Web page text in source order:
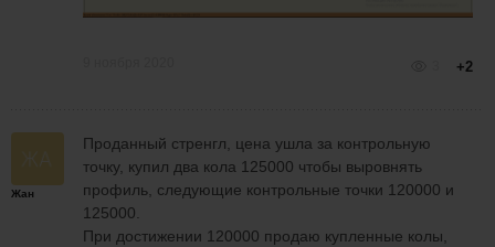
+2
Жан
Проданный стренгл, цена ушла за контрольную
точку, купил два кола 125000 чтобы выровнять
профиль, следующие контрольные точки 120000 и
125000.
При достижении 120000 продаю купленные колы,